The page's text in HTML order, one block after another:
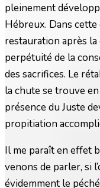
pleinement
Hébreux. Dans cette
restauration après
perpétuité de la
des sacrifices. Le
la chute se trouve
présence du Juste
propitiation
Il me paraît en effet
venons de parler, si
évidemment le